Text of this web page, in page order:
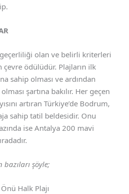
olan ve belirli kriterleri
ödülüdür. Plajların ilk
sahip olması ve ardından
şartına bakılır. Her geçen
artıran Türkiye’de Bodrum,
sahip tatil beldesidir. Onu
ise Antalya 200 mavi
şöyle;
Halk Plajı